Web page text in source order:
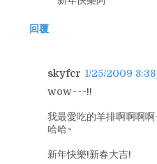
回覆
skyfcr 1/25/2009 8:38
wow~~~!!
我最愛吃的羊排啊啊啊啊
哈哈~
新年快樂!新春大吉!